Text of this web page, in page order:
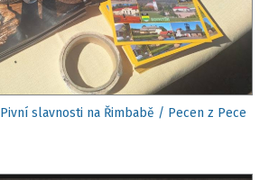
Pivní slavnosti na Řimbabě / Pecen z Pece